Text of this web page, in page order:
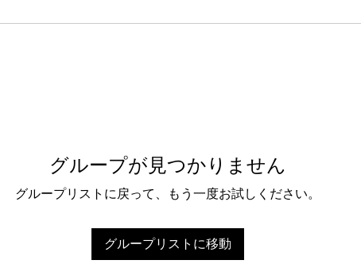
グループが見つかりません
グループリストに戻って、もう一度お試しください。
グループリストに移動